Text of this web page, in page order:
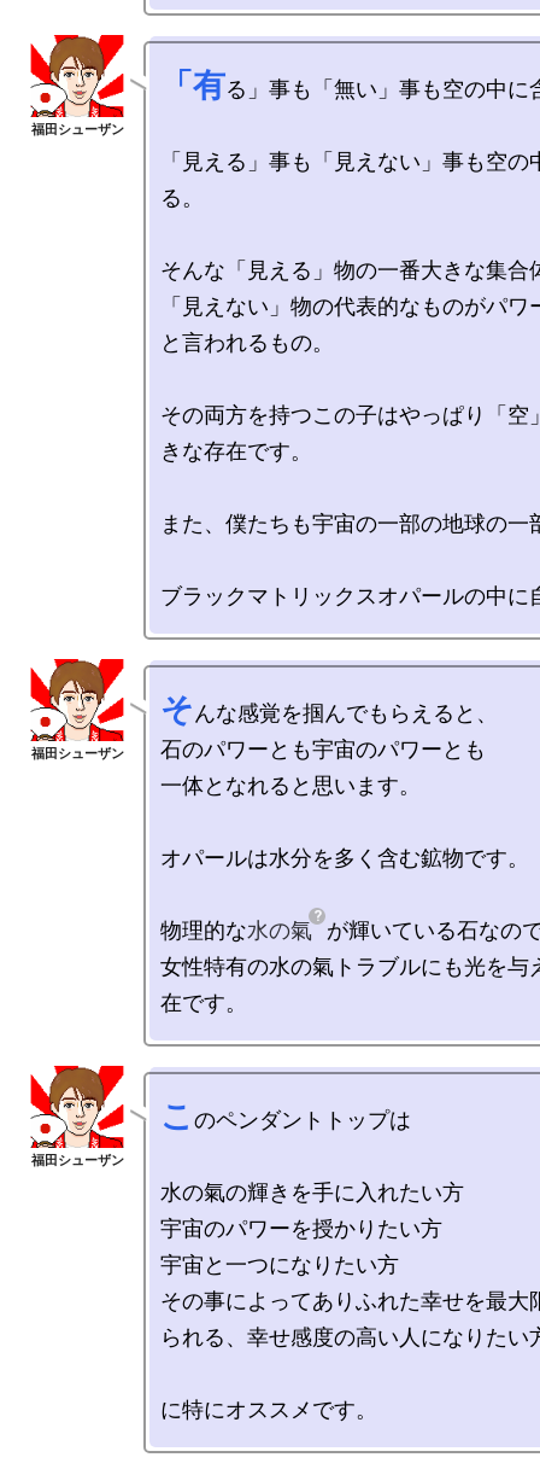
「有る」事も「無い」事も空の中に
「見える」事も「見えない」事も空の
る。
そんな「見える」物の一番大きな集合
「見えない」物の代表的なものがパワ
と言われるもの。
その両方を持つこの子はやっぱり「空
きな存在です。
また、僕たちも宇宙の一部の地球の一
そんな感覚を掴んでもらえると、
石のパワーとも宇宙のパワーとも
一体となれると思います。
オパールは水分を多く含む鉱物です。
物理的な水の氣
が輝いている石なの
女性特有の水の氣トラブルにも光を与
こ のペンダントトップは
水の氣の輝きを手に入れたい方
宇宙のパワーを授かりたい方
宇宙と一つになりたい方
その事によってありふれた幸せを最大
られる、幸せ感度の高い人になりたい